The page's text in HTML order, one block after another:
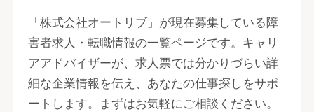
「株式会社オートリブ」が現在募集している障
害者求人・転職情報の一覧ページです。キャリ
アアドバイザーが、求人票では分かりづらい詳
細な企業情報を伝え、あなたの仕事探しをサポ
ートします。まずはお気軽にご相談ください。